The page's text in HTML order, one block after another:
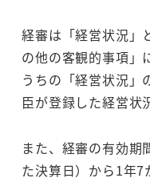
経審は「経営状況」
の他の客観的事項」
うちの「経営状況」
臣が登録した経営状
また、経審の有効期
た決算日）から1年